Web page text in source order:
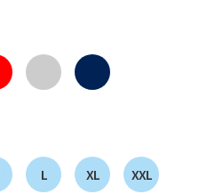
L XL XXL